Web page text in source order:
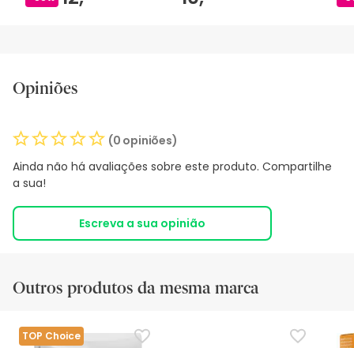
Opiniões
(0 opiniões)
Ainda não há avaliações sobre este produto. Compartilhe
a sua!
Escreva a sua opinião
Outros produtos da mesma marca
TOP Choice